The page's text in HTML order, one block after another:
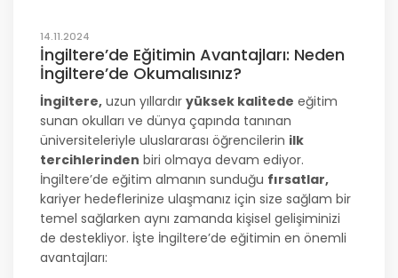
14.11.2024
İngiltere’de Eğitimin Avantajları: Neden
İngiltere’de Okumalısınız?
İngiltere, uzun yıllardır yüksek kalitede eğitim
sunan okulları ve dünya çapında tanınan
üniversiteleriyle uluslararası öğrencilerin ilk
tercihlerinden biri olmaya devam ediyor.
İngiltere’de eğitim almanın sunduğu fırsatlar,
kariyer hedeflerinize ulaşmanız için size sağlam bir
temel sağlarken aynı zamanda kişisel gelişiminizi
de destekliyor. İşte İngiltere’de eğitimin en önemli
avantajları: